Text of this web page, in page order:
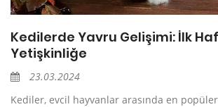
Kedilerde Yavru Gelişimi: İlk
Yetişkinliğe
23.03.2024
Kediler, evcil hayvanlar arasında en